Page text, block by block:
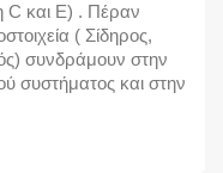
C και Ε) . Πέραν
( Σίδηρος,
συνδράμουν στην
συστήματος και στην